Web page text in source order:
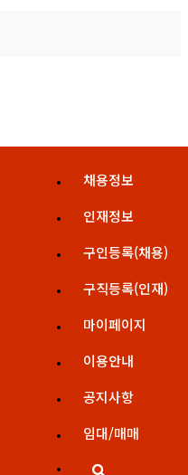
채용정보
인재정보
구인등록(채용)
구직등록(인재)
마이페이지
이용안내
공지사항
임대/매매